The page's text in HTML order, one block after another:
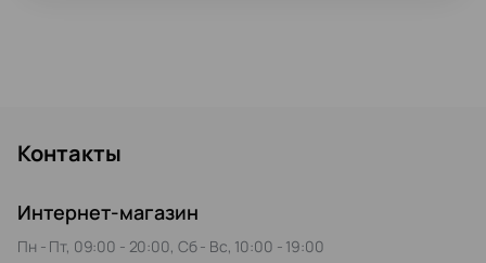
Контакты
Интернет-магазин
Пн - Пт, 09:00 - 20:00, Сб - Вс, 10:00 - 19:00